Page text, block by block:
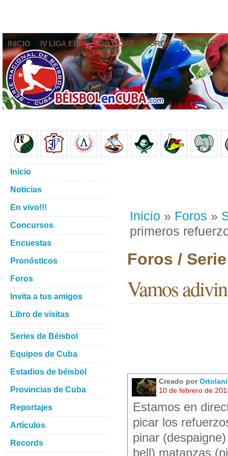
INICIO IV LIGA ELITE NOTICIAS FOROS
Inicio » Foros »
primeros
Foros /
Vamos
Creado por
10 de febrero de
Estamos en
picar los
pinar
bell) matanzas
Inicio
Noticias
En vivo!!!
Concursos
Encuestas
Pronósticos
Foros
Invita a tus amigos
Libro de visitas
Series de Béisbol
Equipos de Cuba
Estadios de béisbol
Provincias de Cuba
Reportajes
Artículos
Records